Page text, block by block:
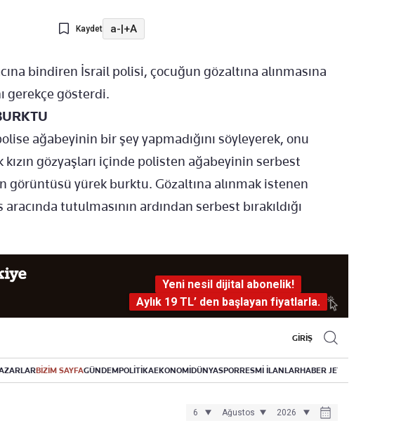
Kaydet a-|+A
bindiren İsrail polisi, çocuğun gözaltına alınmasına
gerekçe gösterdi.
ağabeyinin bir şey yapmadığını söyleyerek, onu
kızın gözyaşları içinde polisten ağabeyinin serbest
görüntüsü yürek burktu. Gözaltına alınmak istenen
tutulmasının ardından serbest bırakıldığı